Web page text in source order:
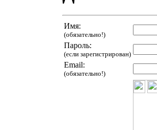
Имя:
(обязательно!)
Пароль:
(если зарегистрирован)
Email:
(обязательно!)